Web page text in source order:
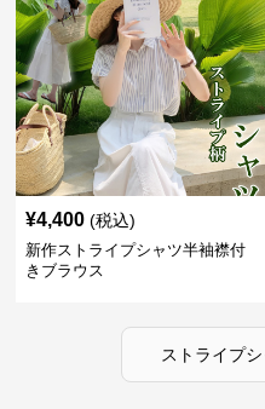
¥4,400 (税込)
新作ストライプシャツ半袖襟付
きブラウス
ストライプ